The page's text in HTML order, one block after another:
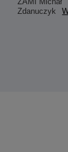
Zdanuczyk